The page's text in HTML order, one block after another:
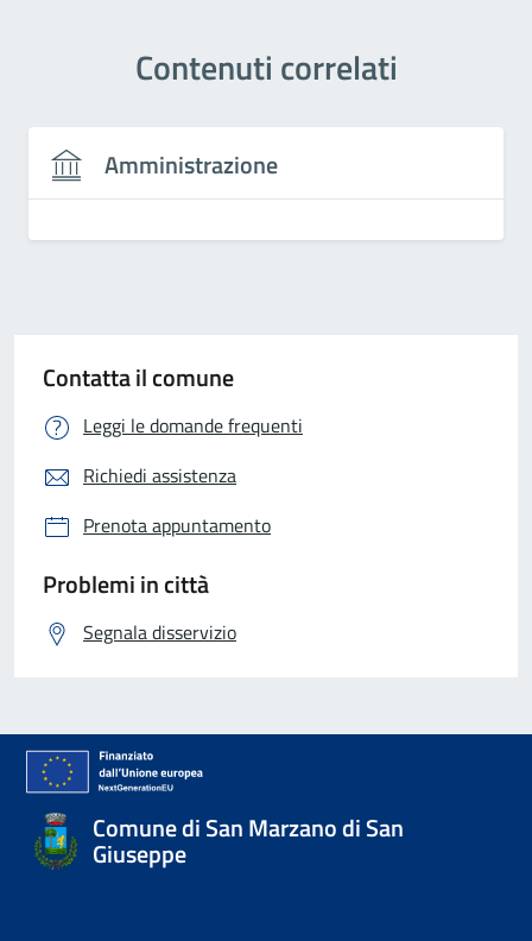
Contenuti correlati
Amministrazione
Contatta il comune
Leggi le domande frequenti
Richiedi assistenza
Prenota appuntamento
Problemi in città
Segnala disservizio
Comune di San Marzano di San
Giuseppe